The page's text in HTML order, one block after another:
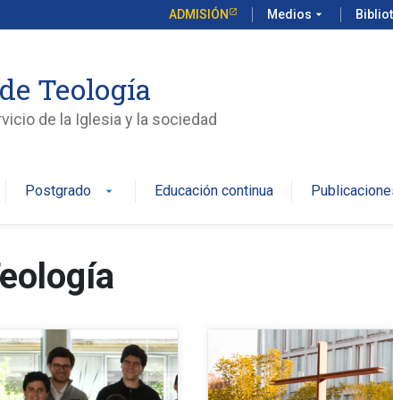
ADMISIÓN Medios arrow_drop_down
Teología
de la Iglesia y la sociedad
Postgrado arrow_drop_down Educación continua